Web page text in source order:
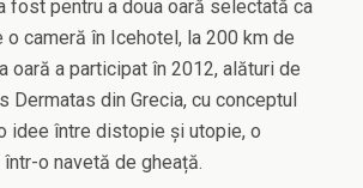
fost pentru a doua oară selectată ca
cameră în Icehotel, la 200 km de
oară a participat în 2012, alături de
Dermatas din Grecia, cu conceptul
idee între distopie și utopie, o
o navetă de gheață.